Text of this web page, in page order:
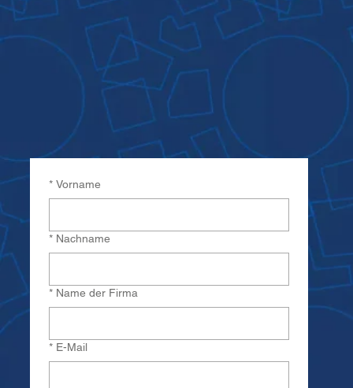
* Vorname
* Nachname
* Name der Firma
* E-Mail